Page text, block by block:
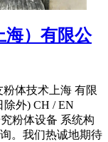
海）有限公
体技术上海 有限
除外) CH / EN
粉体设备 系统构
。我们热诚地期待